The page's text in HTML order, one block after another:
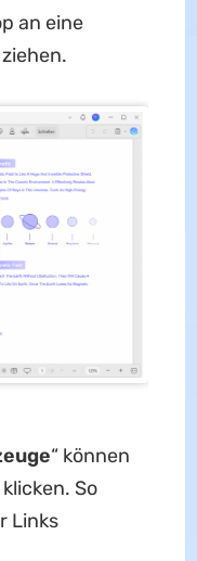
an eine
“ können
klicken. So
Links